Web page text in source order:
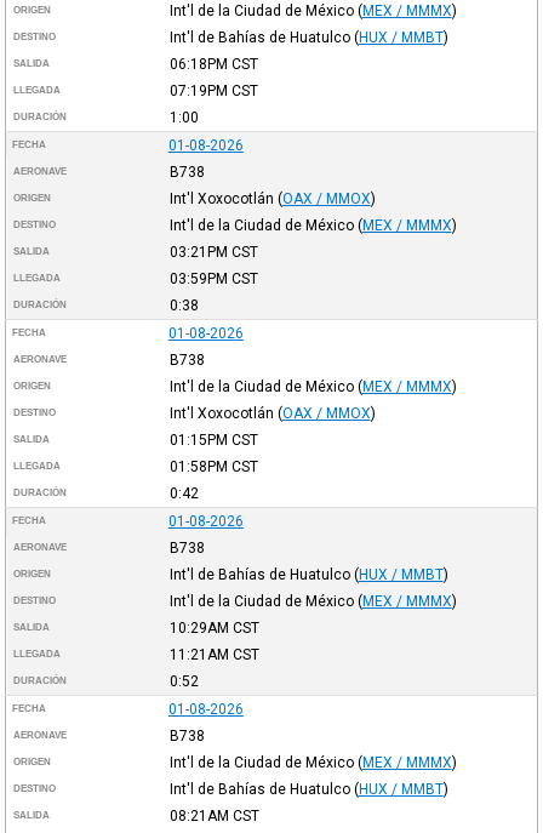
ORIGEN Int'l de la Ciudad de México (MEX / MMMX)
DESTINO Int'l de Bahías de Huatulco (HUX / MMBT)
SALIDA 06:18PM CST
LLEGADA 07:19PM CST
DURACIÓN 1:00
FECHA 01-08-2026
AERONAVE B738
ORIGEN Int'l Xoxocotlán (OAX / MMOX)
DESTINO Int'l de la Ciudad de México (MEX / MMMX)
SALIDA 03:21PM CST
LLEGADA 03:59PM CST
DURACIÓN 0:38
FECHA 01-08-2026
AERONAVE B738
ORIGEN Int'l de la Ciudad de México (MEX / MMMX)
DESTINO Int'l Xoxocotlán (OAX / MMOX)
SALIDA 01:15PM CST
LLEGADA 01:58PM CST
DURACIÓN 0:42
FECHA 01-08-2026
AERONAVE B738
ORIGEN Int'l de Bahías de Huatulco (HUX / MMBT)
DESTINO Int'l de la Ciudad de México (MEX / MMMX)
SALIDA 10:29AM CST
LLEGADA 11:21AM CST
DURACIÓN 0:52
FECHA 01-08-2026
AERONAVE B738
ORIGEN Int'l de la Ciudad de México (MEX / MMMX)
DESTINO Int'l de Bahías de Huatulco (HUX / MMBT)
SALIDA 08:21AM CST